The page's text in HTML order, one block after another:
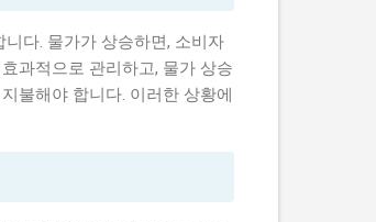
다. 물가가 상승하면, 소비자
과적으로 관리하고, 물가 상승
불해야 합니다. 이러한 상황에